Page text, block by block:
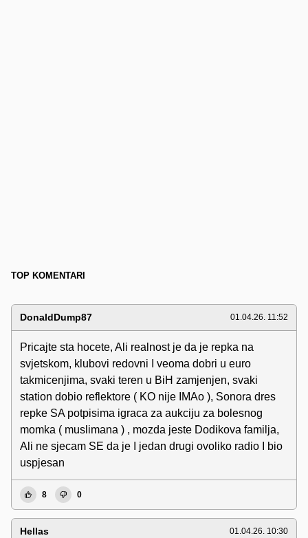
TOP KOMENTARI
DonaldDump87 01.04.26. 11:52
Pricajte sta hocete, Ali realnost je da je repka na
svjetskom, klubovi redovni I veoma dobri u euro
takmicenjima, svaki teren u BiH zamjenjen, svaki
station dobio reflektore ( KO nije IMAo ), Sonora dres
repke SA potpisima igraca za aukciju za bolesnog
momka ( muslimana ) , mozda jeste Dodikova familja,
Ali ne sjecam SE da je I jedan drugi ovoliko radio I bio
uspjesan
8 0
Hellas 01.04.26. 10:30